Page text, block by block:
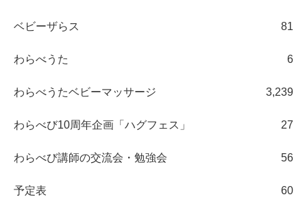
ベビーザらス 81
わらべうた 6
わらべうたベビーマッサージ 3,239
わらべび10周年企画「ハグフェス」 27
わらべび講師の交流会・勉強会 56
予定表 60